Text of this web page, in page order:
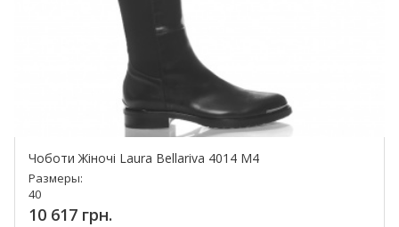
Чоботи Жіночі Laura Bellariva 4014 М4
Размеры:
40
10 617 грн.